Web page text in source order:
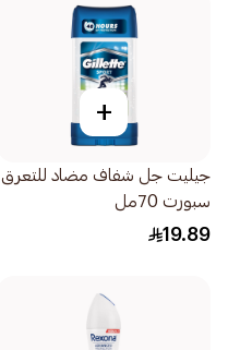
+
جيليت جل شفاف مضاد للتعرق
سبورت 70مل
19.89